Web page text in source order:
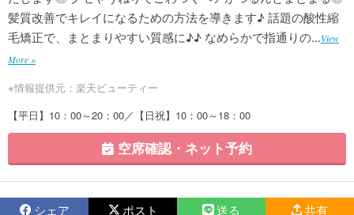
髪質改善でキレイになるための方法を導きます♪ 話題の酸性縮
毛矯正で、まとまりやすい質感に♪♪ なめらかで指通りの...View
More »
※情報提供元：楽天ビューティー
【平日】10：00～20：00／【日祝】10：00～18：00
空席確認・ネット予約
シェア ポスト 送る 共有